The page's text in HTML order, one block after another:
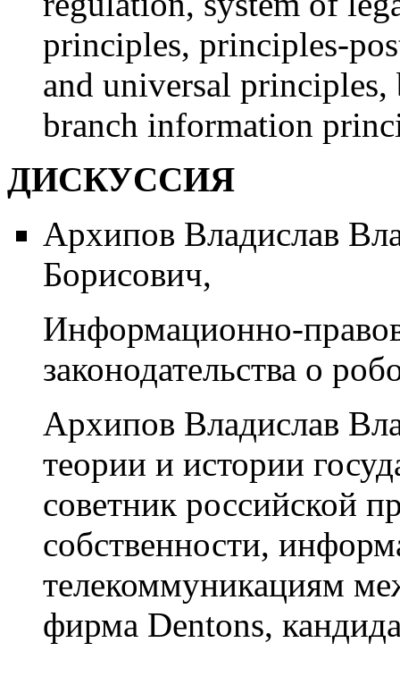
principles, principles-
and universal
branch information
ДИСКУССИЯ
Архипов Владислав
Борисович,
Информационно-
законодательства о
Архипов Владислав
теории и истории
советник российской
собственности,
телекоммуникациям
фирма Dentons,